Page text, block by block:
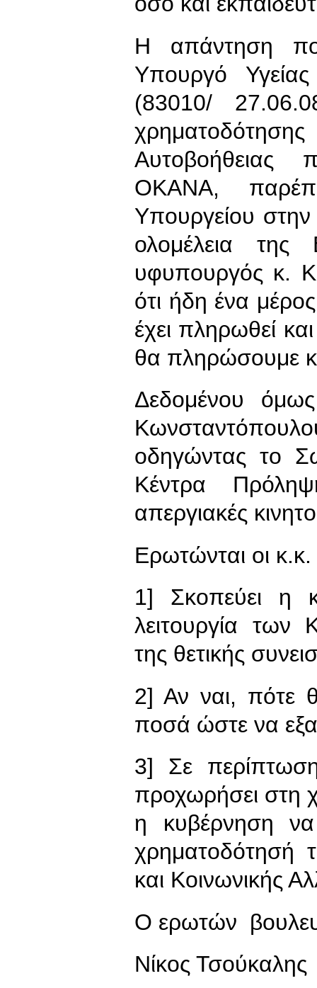
Η απάντηση
Υπουργό
(83010/
Αυτοβοήθειας
ΟΚΑΝΑ,
Υπουργείου
ολομέλεια
υφυπουργός κ.
ότι ήδη ένα
έχει πληρωθεί
θα πληρώσουμε
Δεδομένου
οδηγώντας το
Κέντρα
απεργιακές
Ερωτώνται οι
1] Σκοπεύει η
λειτουργία των
της θετικής
2] Αν ναι, πότε
ποσά ώστε να
3] Σε
προχωρήσει στη
η κυβέρνηση
χρηματοδότησή
και Κοινωνικής
Ο ερωτών
Νίκος Τσούκαλης